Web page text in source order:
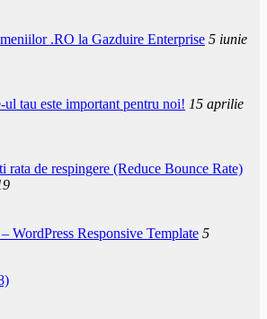
.RO la Gazduire Enterprise 5 iunie
ul tau este important pentru noi! 15 aprilie
rata de respingere (Reduce Bounce Rate)
WordPress Responsive Template 5